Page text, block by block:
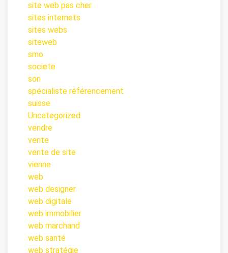
site web pas cher
sites internets
sites webs
siteweb
smo
societe
son
spécialiste référencement
suisse
Uncategorized
vendre
vente
vente de site
vienne
web
web designer
web digitale
web immobilier
web marchand
web santé
web stratégie